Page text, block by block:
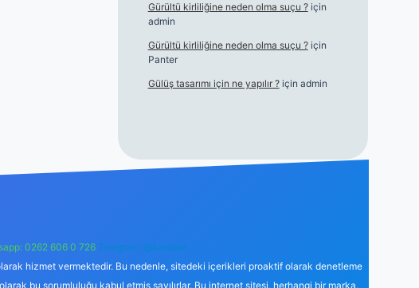
Gürültü kirliliğine neden olma suçu ?için
admin
Gürültü kirliliğine neden olma suçu ?için
Panter
Gülüş tasarımı için ne yapılır ?için admin
0262 606 0 726 Telegram: @karabul
hizmet vermektedir. Bu nedenle, sitedeki içerikleri proaktif olarak denetleme
bu sorumluluğu kabul etmiş sayılırlar. Bu internet sitesi, herhangi bir marka,